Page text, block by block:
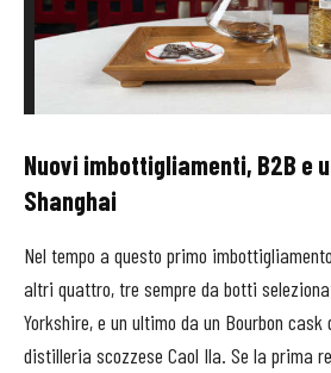
Nuovi imbottigliamenti, B2B e
Shanghai
Nel tempo a questo primo
altri quattro, tre sempre da botti
Yorkshire, e un ultimo da un Bourbon
distilleria scozzese Caol Ila. Se la prima